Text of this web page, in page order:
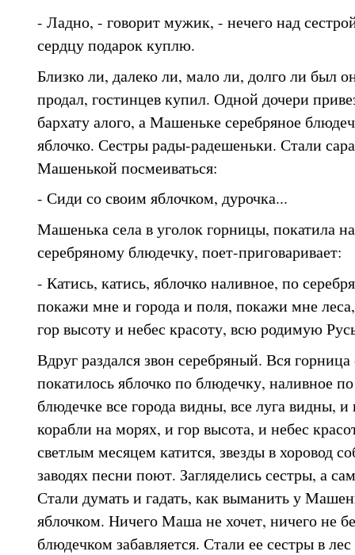
- Ладно, - говорит мужик, - нечего над
сердцу подарок куплю.
Близко ли, далеко ли, мало ли, долго ли был
продал, гостинцев купил. Одной дочери
бархату алого, а Машеньке серебряное
яблочко. Сестры рады-радешеньки. Стали
Машенькой посмеиваться:
- Сиди со своим яблочком, дурочка...
Машенька села в уголок горницы, покатила
серебряному блюдечку, поет-приговаривает:
- Катись, катись, яблочко наливное, по
покажи мне и города и поля, покажи мне
гор высоту и небес красоту, всю родимую
Вдруг раздался звон серебряный. Вся горница
покатилось яблочко по блюдечку, наливное
блюдечке все города видны, все луга видны,
корабли на морях, и гор высота, и небес
светлым месяцем катится, звезды в хоровод
заводях песни поют. Загляделись сестры, а
Стали думать и гадать, как выманить у
яблочком. Ничего Маша не хочет, ничего не
блюдечком забавляется. Стали ее сестры в